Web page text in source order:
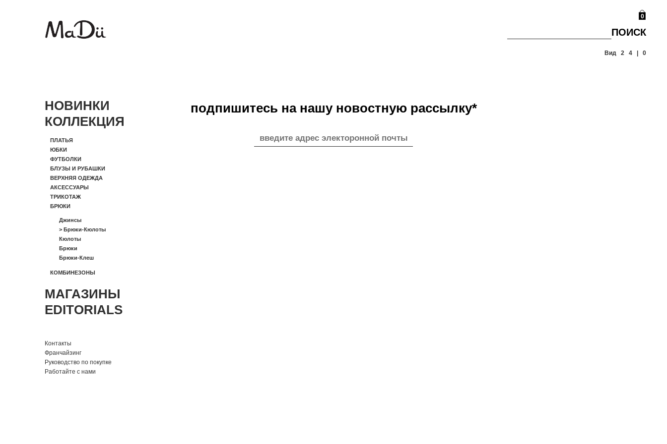
ПОИСК
0
Вид 2 4 0
НОВИНКИ
КОЛЛЕКЦИЯ
ПЛАТЬЯ
ЮБКИ
ФУТБОЛКИ
БЛУЗЫ И РУБАШКИ
ВЕРХНЯЯ ОДЕЖДА
АКСЕССУАРЫ
ТРИКОТАЖ
БРЮКИ
Джинсы
> Брюки-Кюлоты
Кюлоты
Брюки
Брюки-Клеш
КОМБИНЕЗОНЫ
МАГАЗИНЫ
EDITORIALS
Контакты
Франчайзинг
Руководство по покупке
Работайте с нами
подпишитесь на нашу новостную рассылку*